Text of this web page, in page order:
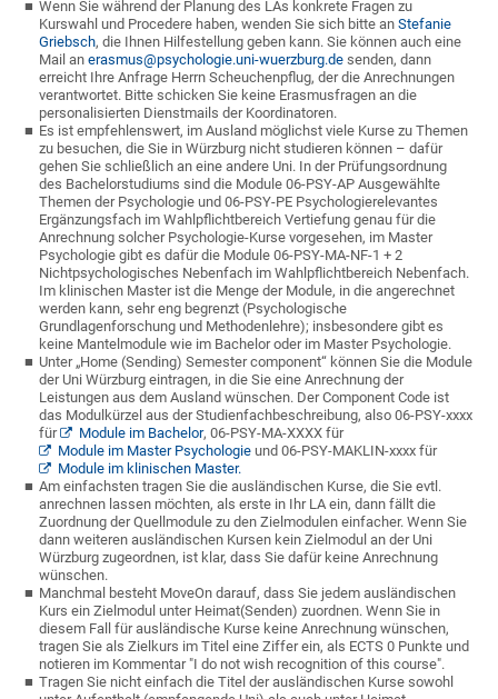
Wenn Sie während der Planung des LAs konkrete Fragen zu
Kurswahl und Procedere haben, wenden Sie sich bitte anStefanie
Griebsch, die Ihnen Hilfestellung geben kann. Sie können auch eine
Mail anerasmus@psychologie.uni-wuerzburg.de senden, dann
erreicht Ihre Anfrage Herrn Scheuchenpflug, der die Anrechnungen
verantwortet. Bitte schicken Sie keine Erasmusfragen an die
personalisierten Dienstmails der Koordinatoren.
Es ist empfehlenswert, im Ausland möglichst viele Kurse zu Themen
zu besuchen, die Sie in Würzburg nicht studieren können – dafür
gehen Sie schließlich an eine andere Uni. In der Prüfungsordnung
des Bachelorstudiums sind die Module 06-PSY-AP Ausgewählte
Themen der Psychologie und 06-PSY-PE Psychologierelevantes
Ergänzungsfach im Wahlpflichtbereich Vertiefung genau für die
Anrechnung solcher Psychologie-Kurse vorgesehen, im Master
Psychologie gibt es dafür die Module 06-PSY-MA-NF-1 + 2
Nichtpsychologisches Nebenfach im Wahlpflichtbereich Nebenfach.
Im klinischen Master ist die Menge der Module, in die angerechnet
werden kann, sehr eng begrenzt (Psychologische
Grundlagenforschung und Methodenlehre); insbesondere gibt es
keine Mantelmodule wie im Bachelor oder im Master Psychologie.
Unter „Home (Sending) Semester component“ können Sie die Module
der Uni Würzburg eintragen, in die Sie eine Anrechnung der
Leistungen aus dem Ausland wünschen. Der Component Code ist
das Modulkürzel aus der Studienfachbeschreibung, also 06-PSY-xxxx
für
Module im Bachelor, 06-PSY-MA-XXXX für
Module im Master Psychologie und 06-PSY-MAKLIN-xxxx für
Module im klinischen Master.
Am einfachsten tragen Sie die ausländischen Kurse, die Sie evtl.
anrechnen lassen möchten, als erste in Ihr LA ein, dann fällt die
Zuordnung der Quellmodule zu den Zielmodulen einfacher. Wenn Sie
dann weiteren ausländischen Kursen kein Zielmodul an der Uni
Würzburg zugeordnen, ist klar, dass Sie dafür keine Anrechnung
wünschen.
Manchmal besteht MoveOn darauf, dass Sie jedem ausländischen
Kurs ein Zielmodul unter Heimat(Senden) zuordnen. Wenn Sie in
diesem Fall für ausländische Kurse keine Anrechnung wünschen,
tragen Sie als Zielkurs im Titel eine Ziffer ein, als ECTS 0 Punkte und
notieren im Kommentar "I do not wish recognition of this course".
Tragen Sie nicht einfach die Titel der ausländischen Kurse sowohl